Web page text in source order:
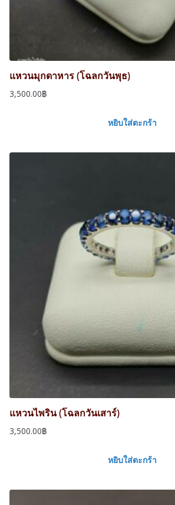
แหวนมุกดาหาร (โฉลกวันพุธ)
3,500.00฿
หยิบใส่ตะกร้า
แหวนไพริน (โฉลกวันเสาร์)
3,500.00฿
หยิบใส่ตะกร้า